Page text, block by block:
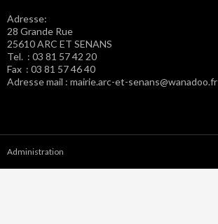
Adresse:
28 Grande Rue
25610 ARC ET SENANS
Tel. : 03 81 57 42 20
Fax : 03 81 57 46 40
Adresse mail : mairie.arc-et-senans@wanadoo.fr
Administration